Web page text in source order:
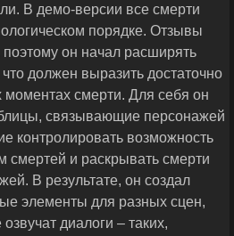
В демо-версии все смерти
порядке. Отзывы
он начал расширять
должен выразить достаточно
смерти. Для себя он
связывающие персонажей
контролировать возможность
смертей и раскрывать смерти
В результате, он создал
элементы для разных сцен,
диалоги – таких,